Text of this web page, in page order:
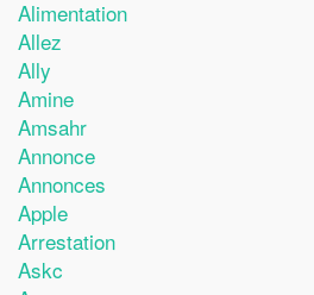
Alimentation
Allez
Ally
Amine
Amsahr
Annonce
Annonces
Apple
Arrestation
Askc